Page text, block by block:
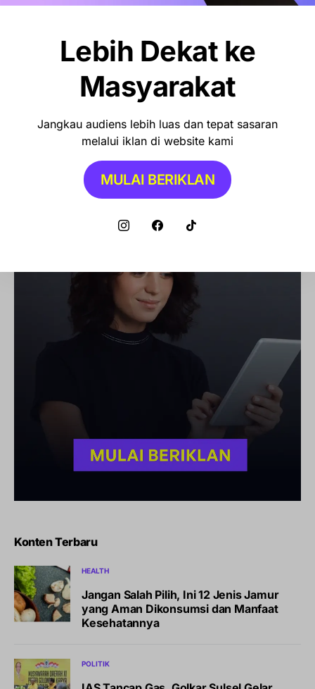
Konten Terbaru
HEALTH
Jangan Salah Pilih, Ini 12 Jenis Jamur
yang Aman Dikonsumsi dan Manfaat
Kesehatannya
POLITIK
Lebih Dekat ke
Masyarakat
Jangkau audiens lebih luas dan tepat sasaran
melalui iklan di website kami
MULAI BERIKLAN